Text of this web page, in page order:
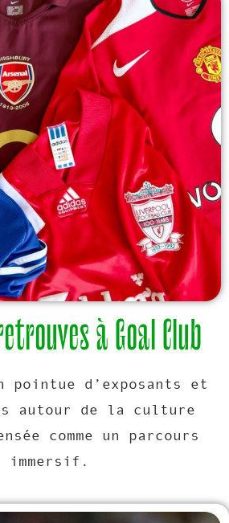
à Goal Club
pointue d’exposants et
autour de la culture
comme un parcours
immersif.